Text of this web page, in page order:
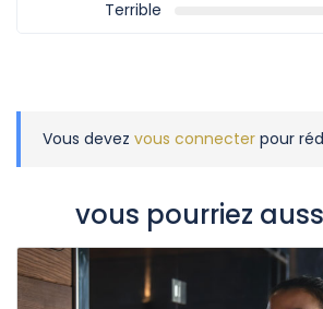
Terrible
Vous devez vous connecter pour
vous pourriez